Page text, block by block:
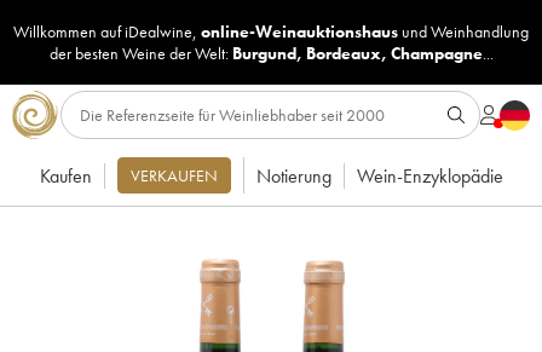
Willkommen auf iDealwine, online-Weinauktionshaus undWeinhandlung
der besten Weine der Welt: Burgund, Bordeaux, Champagne...
Kaufen VERKAUFEN Notierung Wein-Enzyklopädie